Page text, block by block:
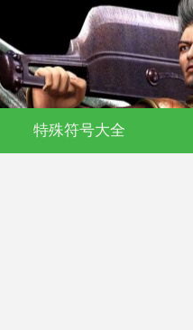
特殊符号大全